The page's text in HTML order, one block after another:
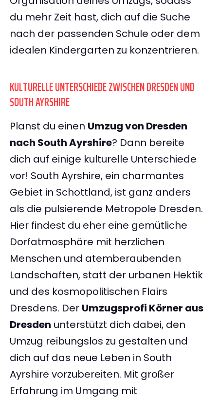
du mehr Zeit hast, dich auf die Suche
nach der passenden Schule oder dem
idealen Kindergarten zu konzentrieren.
KULTURELLE UNTERSCHIEDE ZWISCHEN DRESDEN UND
SOUTH AYRSHIRE
Planst du einen Umzug von Dresden
nach South Ayrshire? Dann bereite
dich auf einige kulturelle Unterschiede
vor! South Ayrshire, ein charmantes
Gebiet in Schottland, ist ganz anders
als die pulsierende Metropole Dresden.
Hier findest du eher eine gemütliche
Dorfatmosphäre mit herzlichen
Menschen und atemberaubenden
Landschaften, statt der urbanen Hektik
und des kosmopolitischen Flairs
Dresdens. Der Umzugsprofi Körner aus
Dresden unterstützt dich dabei, den
Umzug reibungslos zu gestalten und
dich auf das neue Leben in South
Ayrshire vorzubereiten. Mit großer
Erfahrung im Umgang mit